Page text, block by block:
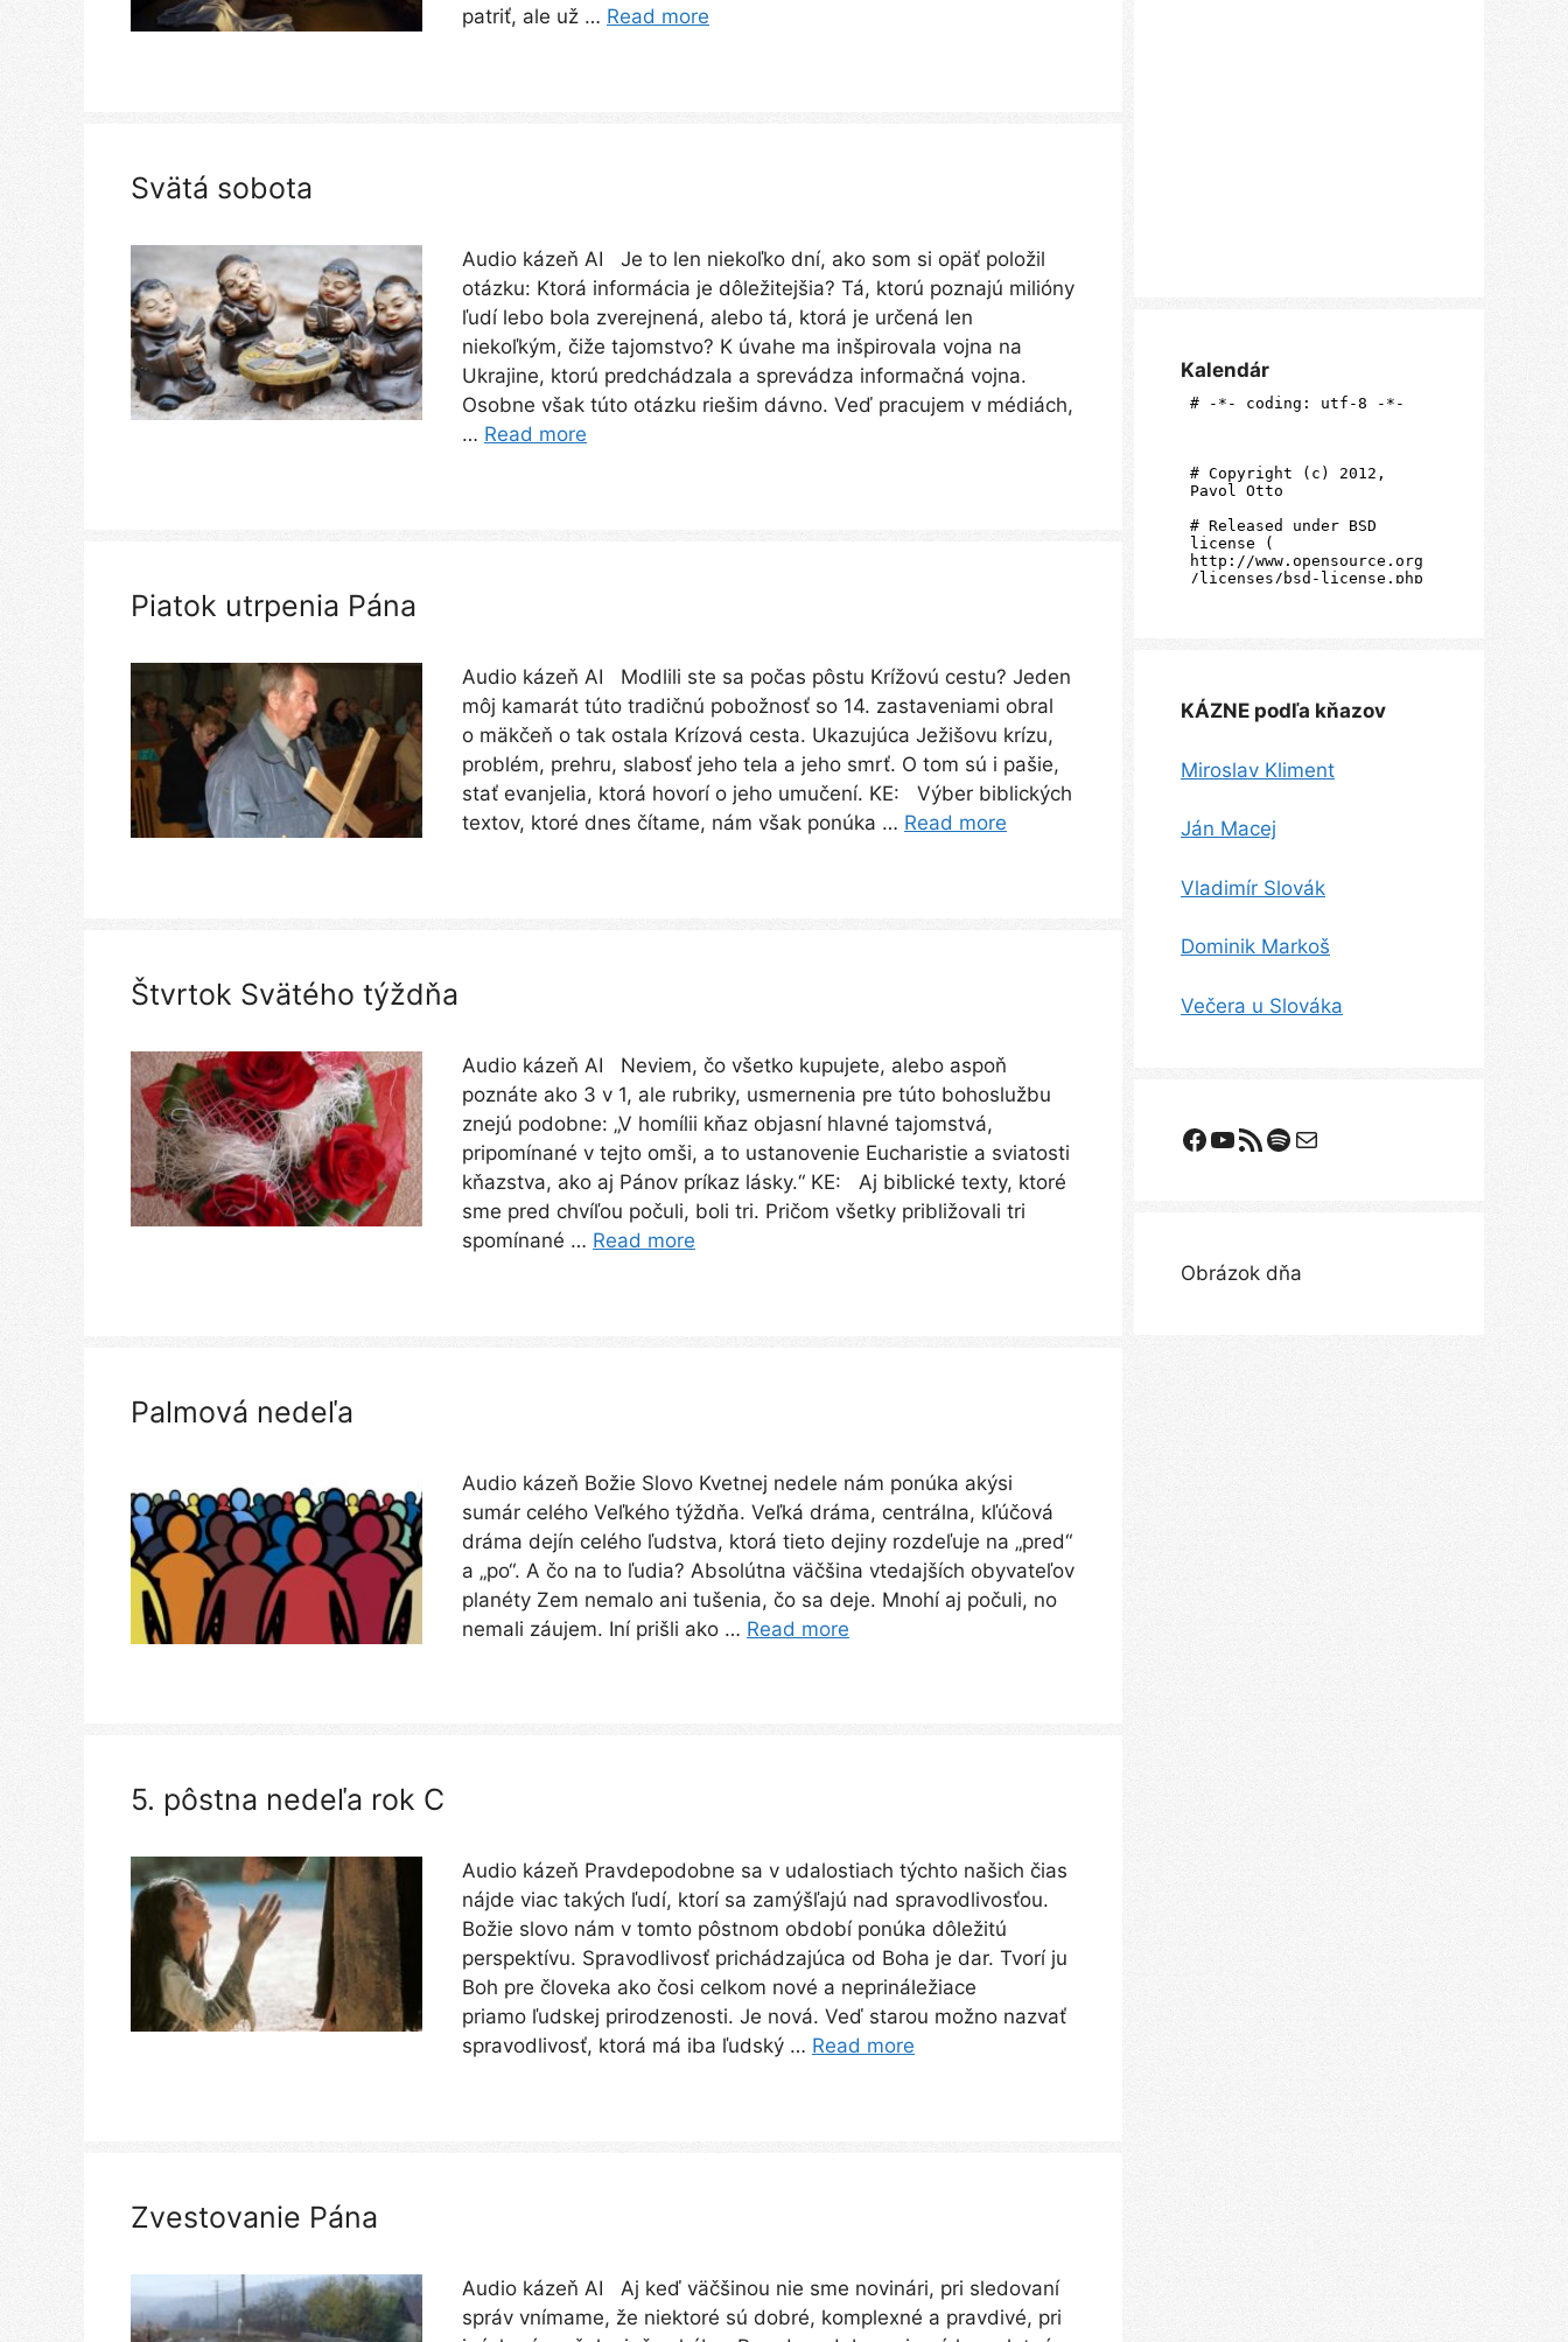
patriť, ale už … Read more
Svätá sobota
Audio kázeň AI Je to len niekoľko dní, ako som si opäť položil
otázku: Ktorá informácia je dôležitejšia? Tá, ktorú poznajú milióny
ľudí lebo bola zverejnená, alebo tá, ktorá je určená len
niekoľkým, čiže tajomstvo? K úvahe ma inšpirovala vojna na
Ukrajine, ktorú predchádzala a sprevádza informačná vojna.
Osobne však túto otázku riešim dávno. Veď pracujem v médiách,
… Read more
Piatok utrpenia Pána
Audio kázeň AI Modlili ste sa počas pôstu Krížovú cestu? Jeden
môj kamarát túto tradičnú pobožnosť so 14. zastaveniami obral
o mäkčeň o tak ostala Krízová cesta. Ukazujúca Ježišovu krízu,
problém, prehru, slabosť jeho tela a jeho smrť. O tom sú i pašie,
stať evanjelia, ktorá hovorí o jeho umučení. KE: Výber biblických
textov, ktoré dnes čítame, nám však ponúka … Read more
Štvrtok Svätého týždňa
Audio kázeň AI Neviem, čo všetko kupujete, alebo aspoň
poznáte ako 3 v 1, ale rubriky, usmernenia pre túto bohoslužbu
znejú podobne: „V homílii kňaz objasní hlavné tajomstvá,
pripomínané v tejto omši, a to ustanovenie Eucharistie a sviatosti
kňazstva, ako aj Pánov príkaz lásky.“ KE: Aj biblické texty, ktoré
sme pred chvíľou počuli, boli tri. Pričom všetky približovali tri
spomínané … Read more
Palmová nedeľa
Audio kázeň Božie Slovo Kvetnej nedele nám ponúka akýsi
sumár celého Veľkého týždňa. Veľká dráma, centrálna, kľúčová
dráma dejín celého ľudstva, ktorá tieto dejiny rozdeľuje na „pred“
a „po“. A čo na to ľudia? Absolútna väčšina vtedajších obyvateľov
planéty Zem nemalo ani tušenia, čo sa deje. Mnohí aj počuli, no
nemali záujem. Iní prišli ako … Read more
5. pôstna nedeľa rok C
Audio kázeň Pravdepodobne sa v udalostiach týchto našich čias
nájde viac takých ľudí, ktorí sa zamýšľajú nad spravodlivosťou.
Božie slovo nám v tomto pôstnom období ponúka dôležitú
perspektívu. Spravodlivosť prichádzajúca od Boha je dar. Tvorí ju
Boh pre človeka ako čosi celkom nové a neprináležiace
priamo ľudskej prirodzenosti. Je nová. Veď starou možno nazvať
spravodlivosť, ktorá má iba ľudský … Read more
Zvestovanie Pána
Audio kázeň AI Aj keď väčšinou nie sme novinári, pri sledovaní
správ vnímame, že niektoré sú dobré, komplexné a pravdivé, pri
Kalendár
KÁZNE podľa kňazov
Miroslav Kliment
Ján Macej
Vladimír Slovák
Dominik Markoš
Večera u Slováka
Facebook
YouTube
Odoberanie RSSSpotify
E-mail
Obrázok dňa